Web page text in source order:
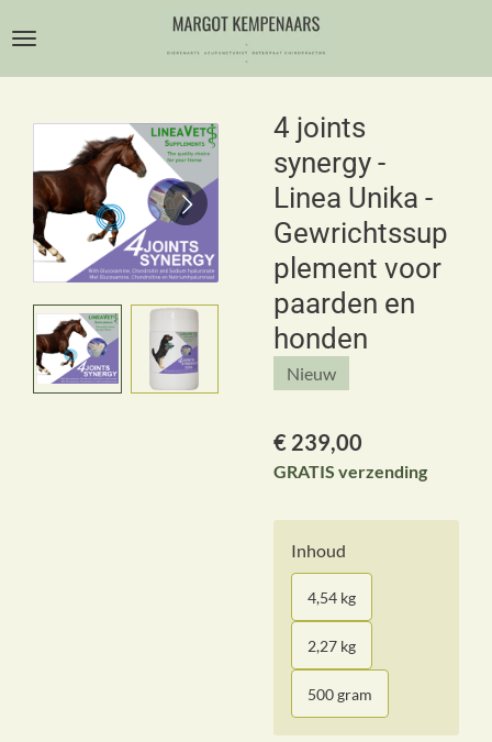
direct
naar
hoofdinhoud
4 joints
synergy -
Linea Unika -
Gewrichtssup
plement voor
paarden en
honden
Nieuw
€ 239,00
GRATIS verzending
Inhoud
4,54 kg
2,27 kg
500 gram